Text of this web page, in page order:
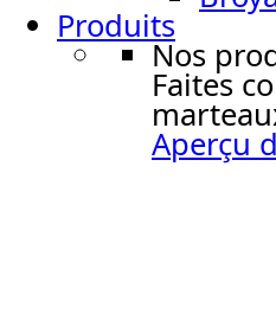
Produits
Nos
Faites
Aperçu